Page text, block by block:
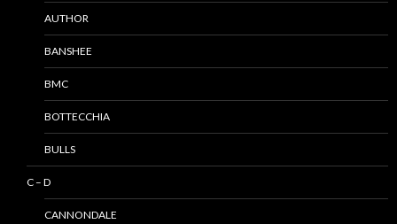
AUTHOR
BANSHEE
BMC
BOTTECCHIA
BULLS
C – D
CANNONDALE